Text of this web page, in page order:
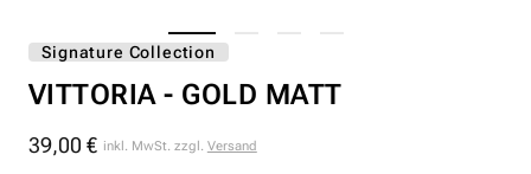
Signature Collection
VITTORIA - GOLD MATT
Normaler
39,00 € inkl. MwSt. zzgl. Versand